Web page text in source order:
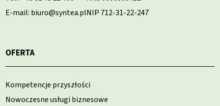
E-mail: biuro@syntea.plNIP 712-31-22-247
OFERTA
Kompetencje przyszłości
Nowoczesne usługi biznesowe